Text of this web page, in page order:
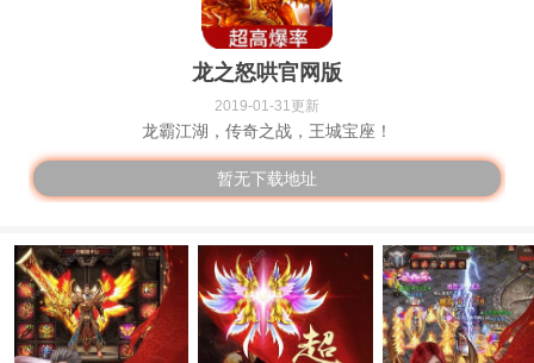
龙之怒哄官网版
2019-01-31更新
龙霸江湖，传奇之战，王城宝座！
暂无下载地址